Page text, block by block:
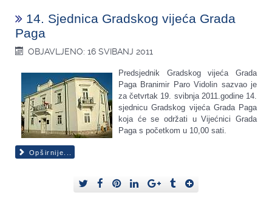
14. Sjednica Gradskog vijeća Grada
Paga
OBJAVLJENO: 16 SVIBANJ 2011
Predsjednik Gradskog vijeća Grada
Paga Branimir Paro Vidolin sazvao je
za četvrtak 19. svibnja 2011.godine 14.
sjednicu Gradskog vijeća Grada Paga
koja će se održati u Vijećnici Grada
Paga s početkom u 10,00 sati.
Opširnije...